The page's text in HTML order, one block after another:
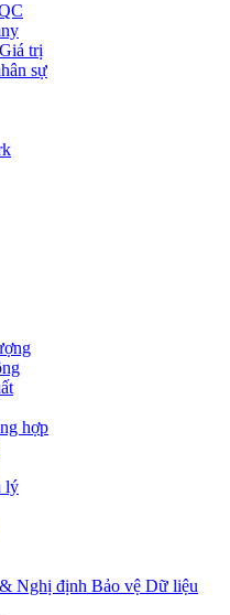
trị
sự
hợp
lý
Nghị định Bảo vệ Dữ liệu